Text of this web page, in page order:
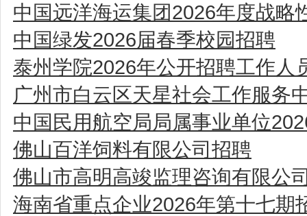
中国远洋海运集团2026年度战略
中国绿发2026届春季校园招聘
泰州学院2026年公开招聘工作人
广州市白云区天星社会工作服务
中国民用航空局局属事业单位
佛山百洋饲料有限公司招聘
佛山市高明高竣监理咨询有限公
海南省重点企业2026年第十七期